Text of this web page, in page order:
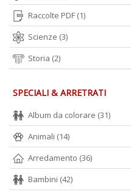
Raccolte PDF (1)
Scienze (3)
Storia (2)
SPECIALI & ARRETRATI
Album da colorare (31)
Animali (14)
Arredamento (36)
Bambini (42)